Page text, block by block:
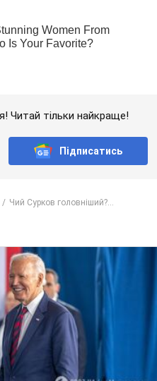
Читай тільки найкраще!
Підписатись
Чий Сурков головніший?...